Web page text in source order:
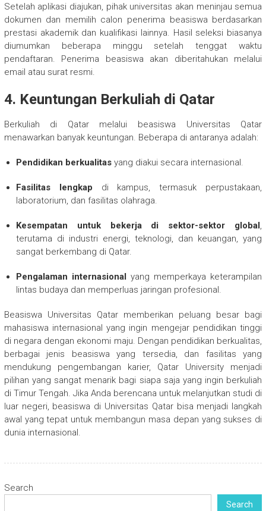
Setelah aplikasi diajukan, pihak universitas akan meninjau semua
dokumen dan memilih calon penerima beasiswa berdasarkan
prestasi akademik dan kualifikasi lainnya. Hasil seleksi biasanya
diumumkan beberapa minggu setelah tenggat waktu
pendaftaran. Penerima beasiswa akan diberitahukan melalui
email atau surat resmi.
4. Keuntungan Berkuliah di Qatar
Berkuliah di Qatar melalui beasiswa Universitas Qatar
menawarkan banyak keuntungan. Beberapa di antaranya adalah:
Pendidikan berkualitasyang diakui secara internasional.
Fasilitas lengkap di kampus, termasuk perpustakaan,
laboratorium, dan fasilitas olahraga.
Kesempatan untuk bekerja di sektor-sektor global,
terutama di industri energi, teknologi, dan keuangan, yang
sangat berkembang di Qatar.
Pengalaman internasional yang memperkaya keterampilan
lintas budaya dan memperluas jaringan profesional.
Beasiswa Universitas Qatar memberikan peluang besar bagi
mahasiswa internasional yang ingin mengejar pendidikan tinggi
di negara dengan ekonomi maju. Dengan pendidikan berkualitas,
berbagai jenis beasiswa yang tersedia, dan fasilitas yang
mendukung pengembangan karier, Qatar University menjadi
pilihan yang sangat menarik bagi siapa saja yang ingin berkuliah
di Timur Tengah. Jika Anda berencana untuk melanjutkan studi di
luar negeri, beasiswa di Universitas Qatar bisa menjadi langkah
awal yang tepat untuk membangun masa depan yang sukses di
dunia internasional.
Search
Search